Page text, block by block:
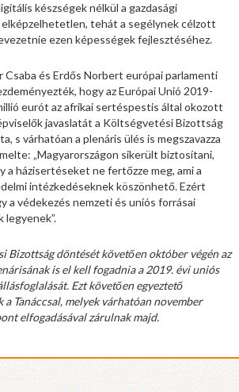
készségek nélkül a gazdasági
elképzelhetetlen, tehát a segélynek célzott
ezen képességek fejlesztéséhez.
Csaba és Erdős Norbert európai parlamenti
hogy az Európai Unió 2019-
eurót az afrikai sertéspestis által okozott
javaslatát a Költségvetési Bizottság
s várhatóan a plenáris ülés is megszavazza
„Magyarországon sikerült biztosítani,
a házisertéseket ne fertőzze meg, ami a
intézkedéseknek köszönhető. Ezért
a védekezés nemzeti és uniós forrásai
Bizottság döntését követően október végén az
is el kell fogadnia a 2019. évi uniós
Ezt követően egyeztető
a Tanáccsal, melyek várhatóan november
elfogadásával zárulnak majd.